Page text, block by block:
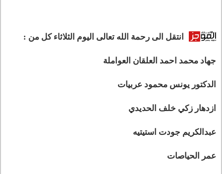
انتقل الى رحمة الله تعالى اليوم الثلاثاء كل من :
جهاد محمد احمد العلقان العواملة
الدكتور يونس محمود عربيات
ازدهار زكي خلف الحديدي
عبدالكريم جودت استيتيه
عمر الحياصات